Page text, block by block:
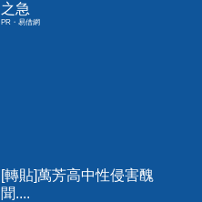
之急
PR・易借網
[轉貼]萬芳高中性侵害醜
聞....